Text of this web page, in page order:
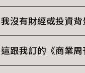
你投資的，是對自己
理解一家企業的長遠
效的方式，幫你解讀
我們擁有跨越科技、
資訊翻譯成好入口的
對善於投資、渴望第
趨勢、採購人員觀察
以AI為主旋律，融入
緣政治變化，幫你建
會員專屬互動：每半
我沒有財經或投資背
AI時代出現了太多生
是將其翻譯成你能用
這跟我訂的《商業